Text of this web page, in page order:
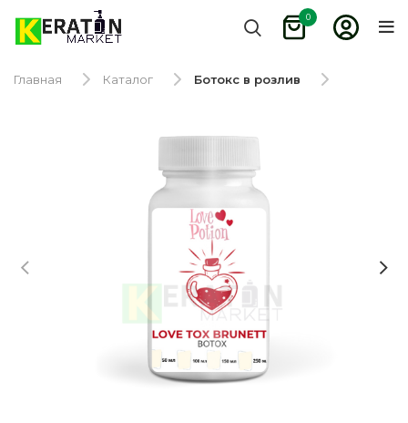
0
Главная Каталог Ботокс в розлив